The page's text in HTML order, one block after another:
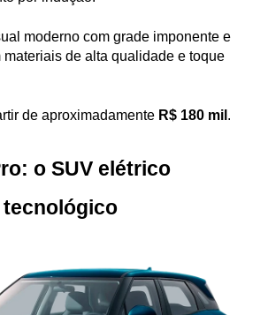
moderno com grade imponente e
materiais de alta qualidade e toque
de aproximadamente R$ 180 mil .
o SUV elétrico